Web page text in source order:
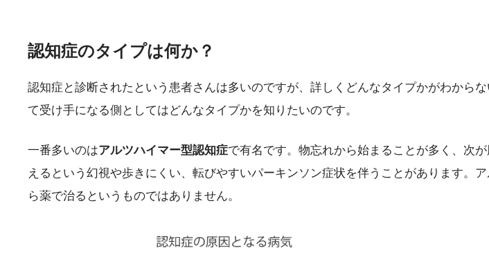
認知症のタイプは何か？
認知症と診断されたという患者さんは多いのですが、詳しくどんなタイプかがわから
て受け手になる側としてはどんなタイプかを知りたいのです。
一番多いのはアルツハイマー型認知症で有名です。物忘れから始まることが多く、次
えるという幻視や歩きにくい、転びやすいパーキンソン症状を伴うことがあります。
ら薬で治るというものではありません。